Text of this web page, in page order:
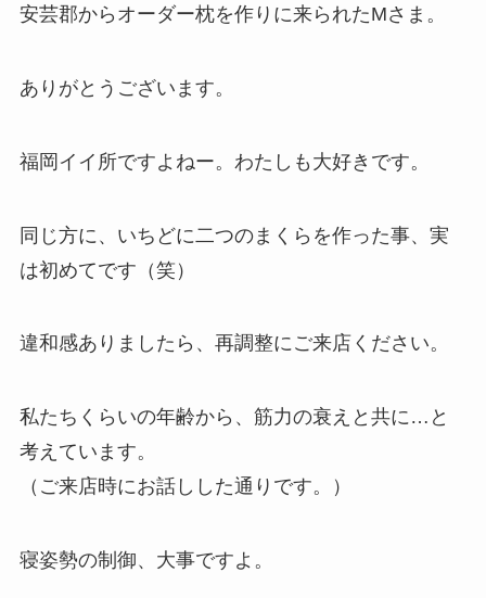
安芸郡からオーダー枕を作りに来られたMさま。
ありがとうございます。
福岡イイ所ですよねー。わたしも大好きです。
同じ方に、いちどに二つのまくらを作った事、実
は初めてです（笑）
違和感ありましたら、再調整にご来店ください。
私たちくらいの年齢から、筋力の衰えと共に…と
考えています。
（ご来店時にお話しした通りです。）
寝姿勢の制御、大事ですよ。